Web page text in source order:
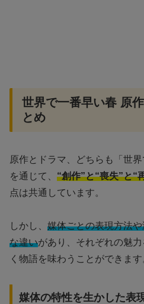
世界で一番早い春 原
とめ
原作とドラマ、どちらも「世
を通じて、 “創作”と“喪失”と“
点は共通しています。
しかし、 媒体ごとの表現方法
な違いがあり、それぞれの魅
く物語を味わうことができます
媒体の特性を生かした表